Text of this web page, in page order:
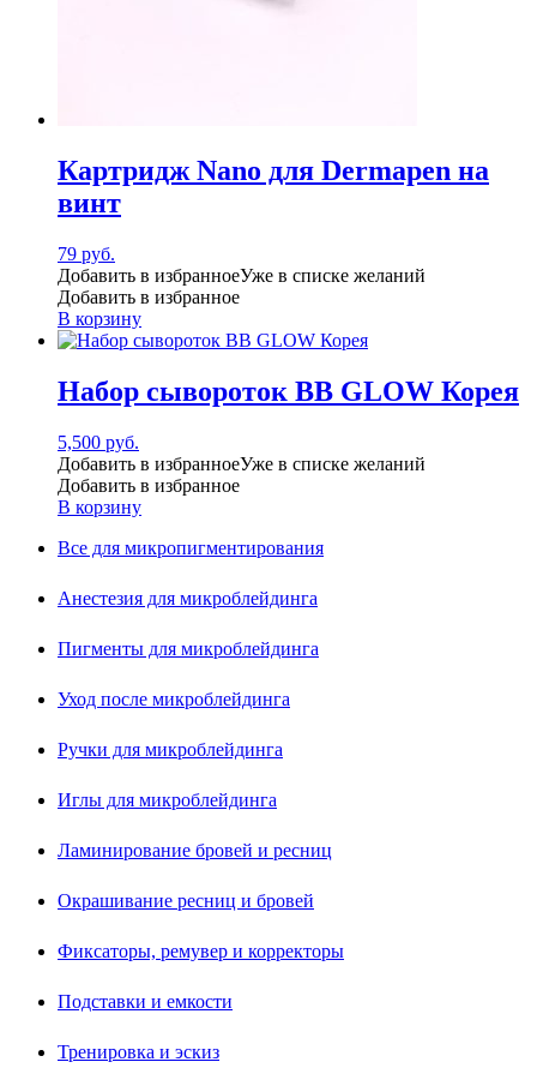
Картридж Nano для Dermapen на
винт
79 руб.
Добавить в избранноеУже в списке желаний
Добавить в избранное
В корзину
Набор сывороток BB GLOW Корея
5,500 руб.
Добавить в избранноеУже в списке желаний
Добавить в избранное
В корзину
Все для микропигментирования
Анестезия для микроблейдинга
Пигменты для микроблейдинга
Уход после микроблейдинга
Ручки для микроблейдинга
Иглы для микроблейдинга
Ламинирование бровей и ресниц
Окрашивание ресниц и бровей
Фиксаторы, ремувер и корректоры
Подставки и емкости
Тренировка и эскиз